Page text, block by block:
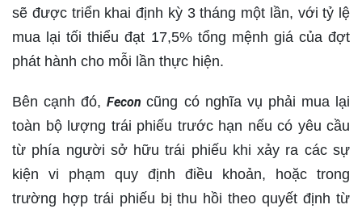
sẽ được triển khai định kỳ 3 tháng một lần, với tỷ lệ
mua lại tối thiểu đạt 17,5% tổng mệnh giá của đợt
phát hành cho mỗi lần thực hiện.
Bên cạnh đó,Feconcũng có nghĩa vụ phải mua lại
toàn bộ lượng trái phiếu trước hạn nếu có yêu cầu
từ phía người sở hữu trái phiếu khi xảy ra các sự
kiện vi phạm quy định điều khoản, hoặc trong
trường hợp trái phiếu bị thu hồi theo quyết định từ